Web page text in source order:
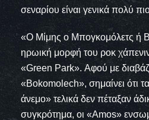
σεναρίου είναι γενικά πολύ
«Ο Μίμης ο Μπογκομόλετς ή
ηρωική μορφή του ροκ
«Green Park». Αφού με
«Bokomolech», σημαίνει ότι
άνεμο» τελικά δεν πέταξαν
συγκρότημα, οι «Amos»